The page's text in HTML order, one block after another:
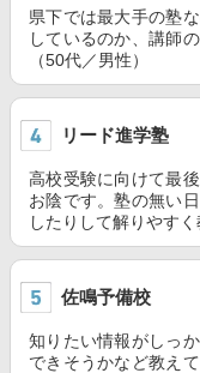
県下では最大手の塾
しているのか、講師
（50代／男性）
リード進学塾
高校受験に向けて最
お陰です。塾の無い
したりして解りやす
佐鳴予備校
知りたい情報がしっ
できそうかなど教え